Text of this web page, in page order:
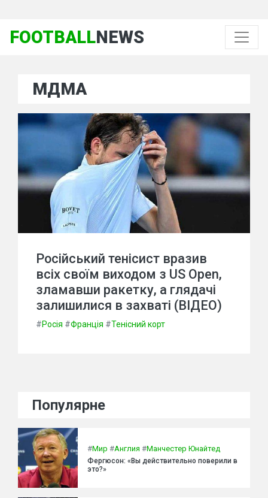
FOOTBALLNEWS
МДМА
Російський тенісист вразив
всіх своїм виходом з US Open,
зламавши ракетку, а глядачі
залишилися в захваті (ВІДЕО)
#Росія #Франція #Тенісний корт
Популярне
#Мир #Англия #Манчестер Юнайтед
Фергюсон: «Вы действительно поверили в
это?»